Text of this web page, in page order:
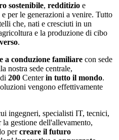
sostenibile, redditizio e
e per le generazioni a venire. Tutto
che, nati e cresciuti in un
e la produzione di cibo
.
a conduzione familiare con sede
nostra sede centrale,
200 Centerin tutto il mondo.
vengono effettivamente
ingegneri, specialisti IT, tecnici,
gestione dell'allevamento,
percreare il futuro